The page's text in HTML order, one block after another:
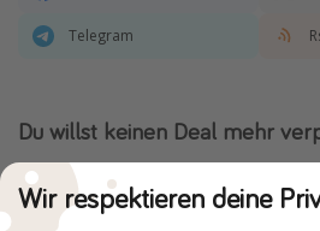
Telegram
Du willst keinen Deal mehr
Dann lade unsere App herunter.
Wir respektieren deine